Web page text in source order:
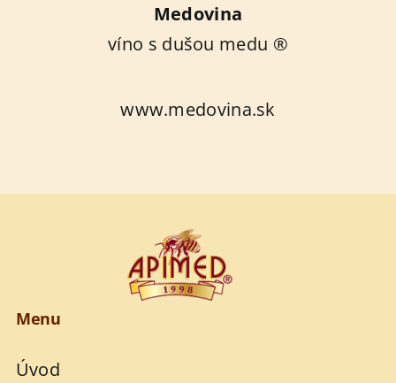
Medovina
víno s dušou medu ®
www.medovina.sk
Menu
Úvod